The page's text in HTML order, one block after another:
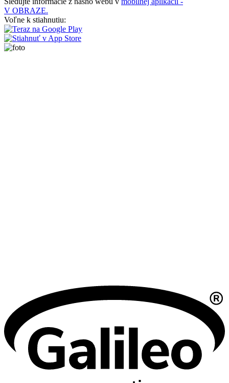
V OBRAZE.
Voľne k stiahnutiu: